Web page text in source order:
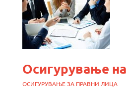
Осигурување
ОСИГУРУВАЊЕ ЗА ПРАВНИ ЛИЦА